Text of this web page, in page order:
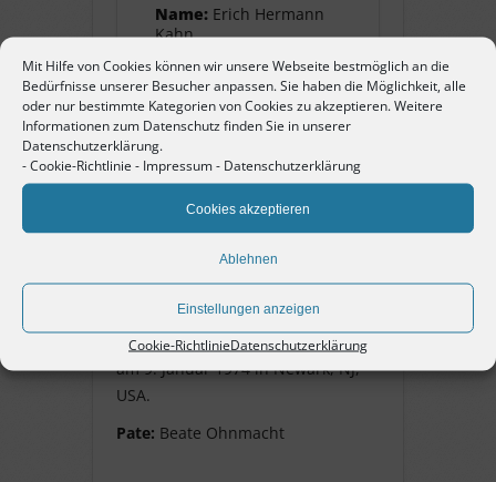
Mit Hilfe von Cookies können wir unsere Webseite bestmöglich an die
Bedürfnisse unserer Besucher anpassen. Sie haben die Möglichkeit, alle
oder nur bestimmte Kategorien von Cookies zu akzeptieren. Weitere
Informationen zum Datenschutz finden Sie in unserer
Datenschutzerklärung.
-Cookie-Richtlinie - Impressum- Datenschutzerklärung
Cookies akzeptieren
Ablehnen
Einstellungen anzeigen
Cookie-RichtlinieDatenschutzerklärung
Name: Erich Hermann
Kahn
Pate:Beate Ohnmacht
Erich Hermann Kahn
geb. 21. Oktober 1896 in
Pforzheim, Jude. Ehemann von
Alice Dora und Vater von Bernd. Im
Juni 1938 Flucht auf der USS
„Washington“ in die USA. Er starb
am 9. Januar 1974 in Newark, NJ,
USA.
Pate: Beate Ohnmacht